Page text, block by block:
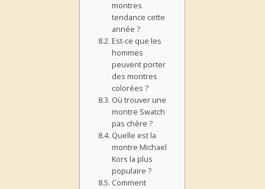
montres
tendance cette
année ?
Est-ce que les
hommes
peuvent porter
des montres
colorées ?
Où trouver une
montre Swatch
pas chère ?
Quelle est la
montre Michael
Kors la plus
populaire ?
Comment